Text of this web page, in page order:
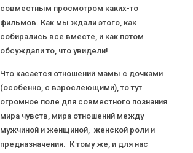
совместным просмотром каких-то
фильмов. Как мы ждали этого, как
собирались все вместе, и как потом
обсуждали то, что увидели!
Что касается отношений мамы с дочками
(особенно, с взрослеющими), то тут
огромное поле для совместного познания
мира чувств, мира отношений между
мужчиной и женщиной, женской роли и
предназначения. К тому же, и для нас